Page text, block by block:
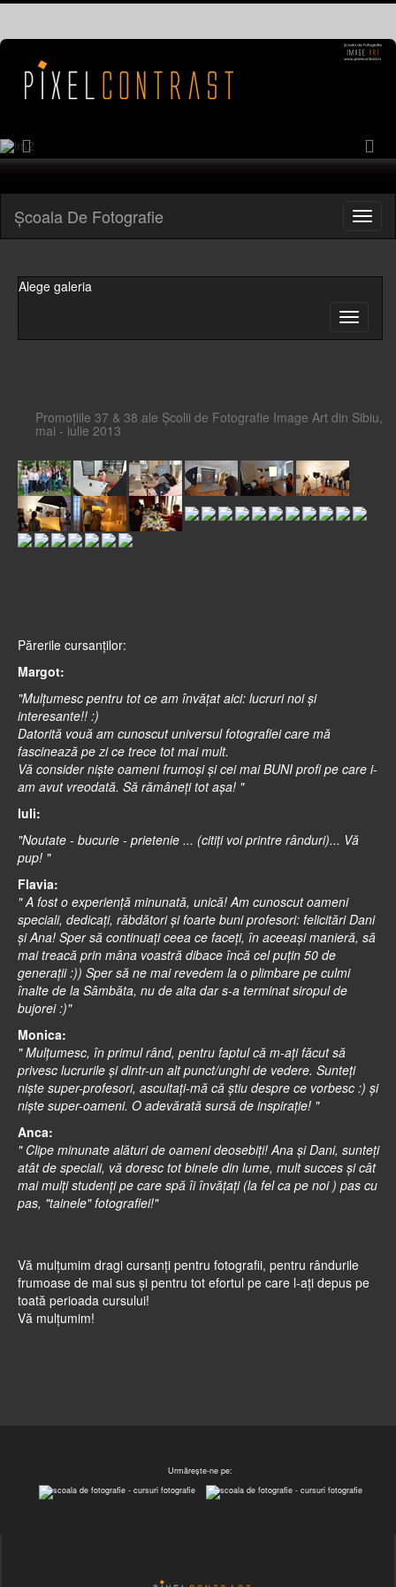
Previous
Şcoala De Fotografie
Alege galeria
Promoțiile 37 & 38 ale Școlii de Fotografie Image Art din Sibiu,
mai - iulie 2013
Părerile cursanţilor:
Margot:
"Mulţumesc pentru tot ce am învăţat aici: lucruri noi şi
interesante!! :)
Datorită vouă am cunoscut universul fotografiei care mă
fascinează pe zi ce trece tot mai mult.
Vă consider nişte oameni frumoşi şi cei mai BUNI profi pe care i-
am avut vreodată. Să rămâneţi tot aşa! "
Iuli:
"Noutate - bucurie - prietenie ... (citiţi voi printre rânduri)... Vă
pup! "
Flavia:
" A fost o experienţă minunată, unică! Am cunoscut oameni
speciali, dedicaţi, răbdători şi foarte buni profesori: felicitări Dani
şi Ana! Sper să continuaţi ceea ce faceţi, în aceeaşi manieră, să
mai treacă prin mâna voastră dibace încă cel puţin 50 de
generaţii :)) Sper să ne mai revedem la o plimbare pe culmi
înalte de la Sâmbăta, nu de alta dar s-a terminat siropul de
bujorei :)"
Monica:
" Mulţumesc, în primul rând, pentru faptul că m-aţi făcut să
privesc lucrurile şi dintr-un alt punct/unghi de vedere. Sunteţi
nişte super-profesori, ascultaţi-mă că ştiu despre ce vorbesc :) şi
nişte super-oameni. O adevărată sursă de inspiraţie! "
Anca:
" Clipe minunate alături de oameni deosebiţi! Ana şi Dani, sunteţi
atât de speciali, vă doresc tot binele din lume, mult succes şi cât
mai mulţi studenţi pe care spă îi învăţaţi (la fel ca pe noi ) pas cu
pas, "tainele" fotografiei!"
Vă mulţumim dragi cursanţi pentru fotografii, pentru rândurile
frumoase de mai sus şi pentru tot efortul pe care l-aţi depus pe
toată perioada cursului!
Vă mulţumim!
Urmărește-ne pe: